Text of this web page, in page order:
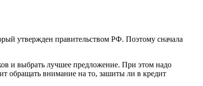
утвержден правительством РФ. Поэтому сначала
и выбрать лучшее предложение. При этом надо
обращать внимание на то, зашиты ли в кредит